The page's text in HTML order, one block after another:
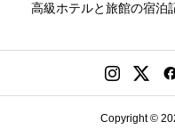
高級ホテルと旅館の宿泊
Copyright ©